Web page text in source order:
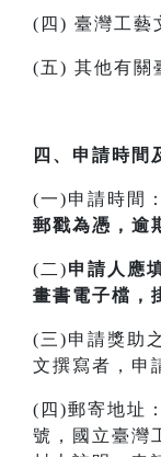
(四) 臺灣工藝
(五) 其他有關
四、申請時間
(一)申請時間：
郵戳為憑，逾
(二)申請人應
畫書電子檔，
(三)申請獎助
文撰寫者，申
(四)郵寄地址
號，國立臺灣